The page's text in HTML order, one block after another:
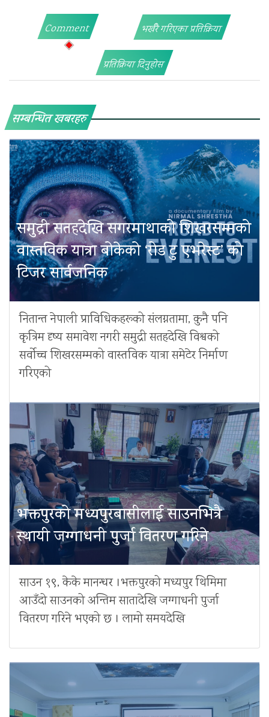
Comment भर्खरै गरिएका प्रतिक्रिया
प्रतिक्रिया दिनुहोस
सम्बन्धित खबरहरु
समुद्री सतहदेखि सगरमाथाको शिखरसम्मको
वास्तविक यात्रा बोकेको ‘रोड टु एभरेस्ट’ को
टिजर सार्वजनिक
नितान्त नेपाली प्राविधिकहरूको संलग्नतामा, कुनै पनि
कृत्रिम दृष्य समावेश नगरी समुद्री सतहदेखि विश्वको
सर्वोच्च शिखरसम्मको वास्तविक यात्रा समेटेर निर्माण
गरिएको
भक्तपुरको मध्यपुरबासीलाई साउनभित्रै
स्थायी जग्गाधनी पुर्जा वितरण गरिने
साउन १९, केके मानन्धर ।भक्तपुरको मध्यपुर थिमिमा
आउँदो साउनको अन्तिम सातादेखि जग्गाधनी पुर्जा
वितरण गरिने भएको छ । लामो समयदेखि